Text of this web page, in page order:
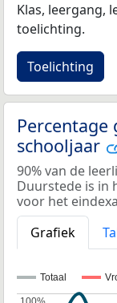
Klas, leergang,
toelichting.
Toelichting
schooljaar
90% van de
Duurstede is in
voor het
Grafiek
Totaal